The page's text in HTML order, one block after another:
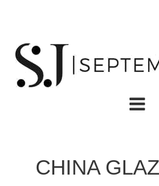
CHINA